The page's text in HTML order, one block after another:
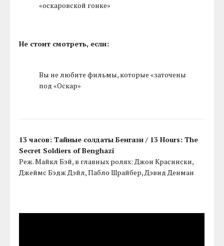
«оскаровской гонке»
Не стоит смотреть, если:
Вы не любите фильмы, которые «заточены
под «Оскар»
13 часов: Тайные солдаты Бенгази / 13 Hours: The
Secret Soldiers of Benghazi
Реж. Майкл Бэй, в главных ролях: Джон Красински,
Джеймс Бэдж Дэйл, Пабло Шрайбер, Дэвид Денман